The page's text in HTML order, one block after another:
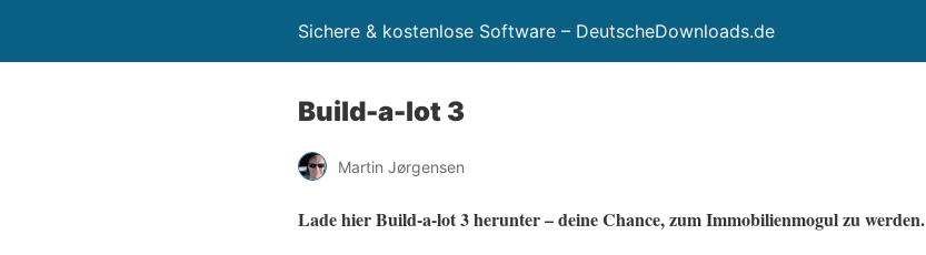
Sichere & kostenlose Software – DeutscheDownloads.de
Build-a-lot 3
Martin Jørgensen
Lade hier Build-a-lot 3 herunter – deine Chance, zum Immobilienmogul zu werden.